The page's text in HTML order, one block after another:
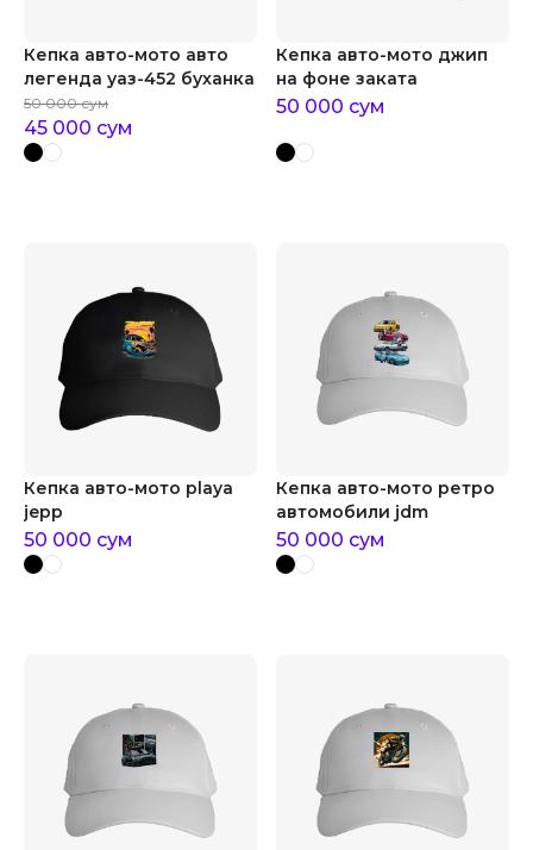
Кепка авто-мото авто
легенда уаз-452 буханка
50 000 сум
45 000 сум
Кепка авто-мото джип
на фоне заката
50 000 сум
Кепка авто-мото playa
jepp
50 000 сум
Кепка авто-мото ретро
автомобили jdm
50 000 сум